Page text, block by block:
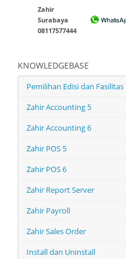
Zahir
Surabaya
08117577444
KNOWLEDGEBASE
Pemilihan Edisi dan Fasilitas
Zahir Accounting 5
Zahir Accounting 6
Zahir POS 5
Zahir POS 6
Zahir Report Server
Zahir Payroll
Zahir Sales Order
Install dan Uninstall